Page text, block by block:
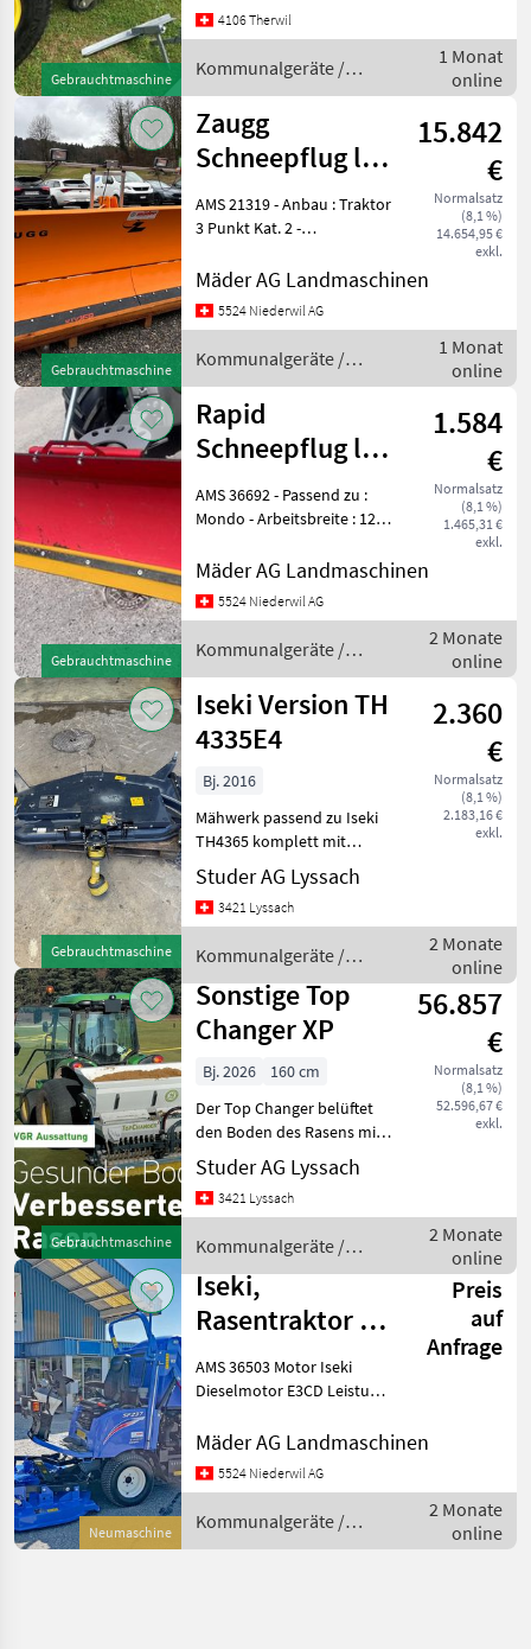
Gebrauchtmaschine
Abmessungen:
Gewi
4106 Therwil
Kommunalgeräte /
John Deere
1 Monat
online
Gebrauchtmaschine
Zaugg
Schneepflug leer
G22-300-35°
3Punkt
15.842
€
Normalsatz
(8,1 %)
14.654,95 €
exkl.
AMS 21319 - Anbau : Traktor
3 Punkt Kat. 2 -
cm) - Pflughöhe : 95 cm -
Randabweiser - Zubehör :
Mäder AG Landmaschinen
5524 Niederwil AG
Kommunalgeräte /
Zaugg
1 Monat
online
Gebrauchtmaschine
Rapid
Schneepflug leer
125 cm
1.584
€
Normalsatz
(8,1 %)
1.465,31 €
exkl.
AMS 36692 - Passend zu :
Mondo - Arbeitsbreite : 125
cm - Höhe : 49 cm - Zubehör
Gefedert : Ja - Jahrgang
Mäder AG Landmaschinen
5524 Niederwil AG
Kommunalgeräte /
Rapid
2 Monate
online
Gebrauchtmaschine
Iseki Version TH
4335E4
2.360
€
Normalsatz
(8,1 %)
2.183,16 €
exkl.
Bj. 2016
Mähwerk passend zu Iseki
TH4365 komplett mit
Anhängung mit
Seitenauswurf Aufzug für
Traktor TH 4365
Revision Kommunalgeräte
Arealpflege
Studer AG Lyssach
3421 Lyssach
Kommunalgeräte /
Iseki
2 Monate
online
Gebrauchtmaschine
Sonstige Top
Changer XP
56.857
€
Normalsatz
(8,1 %)
52.596,67 €
exkl.
Bj. 2026
160 cm
Der Top Changer belüftet
den Boden des Rasens mit
hohem Wasserdruck und
bringt gleichzeitig Sand in
den Boden. Wasserdruck
Einspritzblöcke mit j
Studer AG Lyssach
3421 Lyssach
Kommunalgeräte /
Sonstige
2 Monate
online
Neumaschine
Iseki,
Rasentraktor SF
237
Hochentleerung
Preis
auf
Anfrage
AMS 36503 Motor Iseki
Dieselmotor E3CD Leistung
Wasser Drehzahl max. 2'600
Hubraum 1826 cm³
Mäder AG Landmaschinen
5524 Niederwil AG
Kommunalgeräte /
Iseki
2 Monate
online